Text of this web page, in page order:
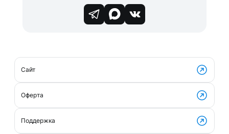
Сайт
Оферта
Поддержка